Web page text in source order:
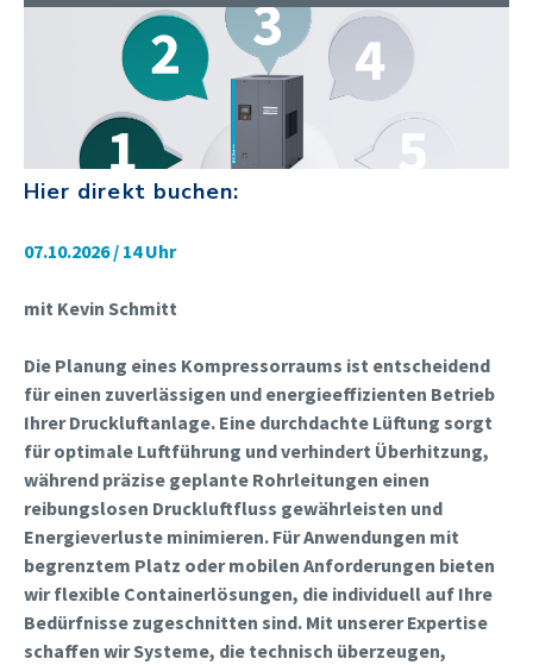
Hier direkt buchen:
07.10.2026 / 14 Uhr
mit Kevin Schmitt
Die Planung eines Kompressorraums ist entscheidend
für einen zuverlässigen und energieeffizienten Betrieb
Ihrer Druckluftanlage. Eine durchdachte Lüftung sorgt
für optimale Luftführung und verhindert Überhitzung,
während präzise geplante Rohrleitungen einen
reibungslosen Druckluftfluss gewährleisten und
Energieverluste minimieren. Für Anwendungen mit
begrenztem Platz oder mobilen Anforderungen bieten
wir flexible Containerlösungen, die individuell auf Ihre
Bedürfnisse zugeschnitten sind. Mit unserer Expertise
schaffen wir Systeme, die technisch überzeugen,